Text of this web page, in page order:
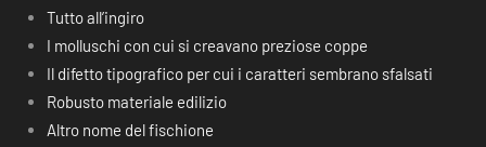
Tutto all’ingiro
I molluschi con cui si creavano preziose coppe
Il difetto tipografico per cui i caratteri sembrano sfalsati
Robusto materiale edilizio
Altro nome del fischione